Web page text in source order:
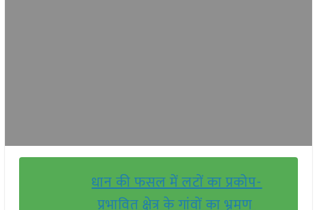
धान की फसल में लटों का प्रकोप-